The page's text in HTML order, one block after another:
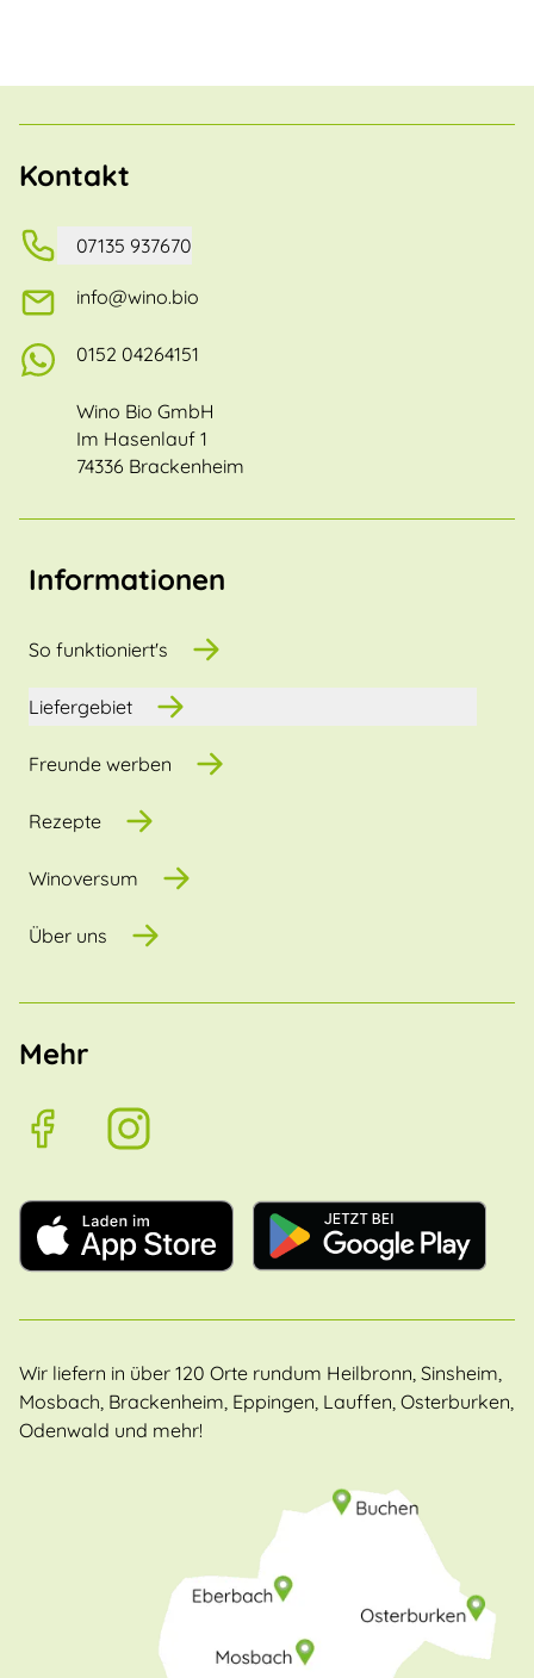
Kontakt
07135 937670
info@wino.bio
0152 04264151
Wino Bio GmbH
Im Hasenlauf 1
74336 Brackenheim
Informationen
So funktioniert's
Liefergebiet
Freunde werben
Rezepte
Winoversum
Über uns
Mehr
Wir liefern in über 120 Orte rundum Heilbronn, Sinsheim,
Mosbach, Brackenheim, Eppingen, Lauffen, Osterburken,
Odenwald und mehr!